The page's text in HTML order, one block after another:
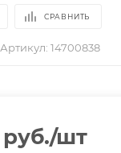
СРАВНИТЬ
Артикул: 14700838
руб./шт